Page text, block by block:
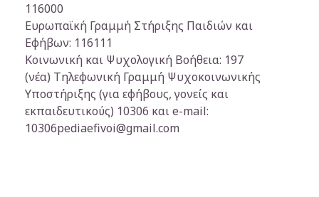
116000
Ευρωπαϊκή Γραμμή Στήριξης Παιδιών και
Εφήβων: 116111
Κοινωνική και Ψυχολογική Βοήθεια: 197
(νέα) Τηλεφωνική Γραμμή Ψυχοκοινωνικής
Υποστήριξης (για εφήβους, γονείς και
εκπαιδευτικούς) 10306 και e-mail:
10306pediaefivoi@gmail.com